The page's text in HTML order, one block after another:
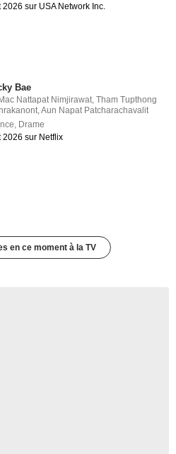
2026 sur USA Network Inc.
Bae
Mac Nattapat Nimjirawat,Tham Tupthong
,Aun Napat Patcharachavalit
, Drame
2026 sur Netflix
en ce moment à la TV